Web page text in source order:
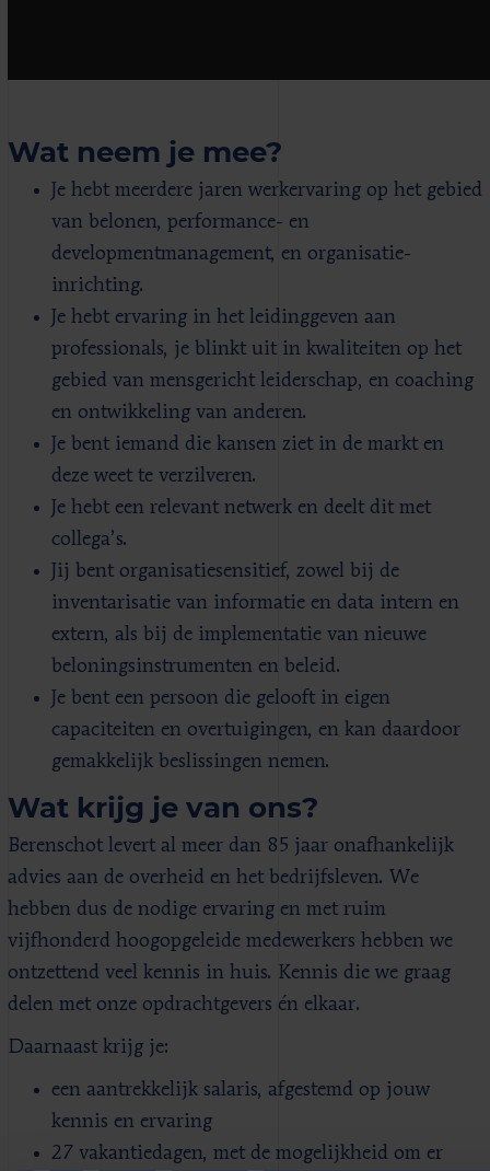
Wat neem je mee?
Je hebt meerdere jaren werkervaring op het gebied
van belonen, performance- en
developmentmanagement, en organisatie-
inrichting.
Je hebt ervaring in het leidinggeven aan
professionals, je blinkt uit in kwaliteiten op het
gebied van mensgericht leiderschap, en coaching
en ontwikkeling van anderen.
Je bent iemand die kansen ziet in de markt en
deze weet te verzilveren.
Je hebt een relevant netwerk en deelt dit met
collega’s.
Jij bent organisatiesensitief, zowel bij de
inventarisatie van informatie en data intern en
extern, als bij de implementatie van nieuwe
beloningsinstrumenten en beleid.
Je bent een persoon die gelooft in eigen
capaciteiten en overtuigingen, en kan daardoor
gemakkelijk beslissingen nemen.
Wat krijg je van ons?
Berenschot levert al meer dan 85 jaar onafhankelijk
advies aan de overheid en het bedrijfsleven. We
hebben dus de nodige ervaring en met ruim
vijfhonderd hoogopgeleide medewerkers hebben we
ontzettend veel kennis in huis. Kennis die we graag
delen met onze opdrachtgevers én elkaar.
Daarnaast krijg je:
een aantrekkelijk salaris, afgestemd op jouw
kennis en ervaring
27 vakantiedagen, met de mogelijkheid om er